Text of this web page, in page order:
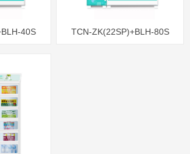
40S
preču
TCN-ZK(22SP)+BLH-80S